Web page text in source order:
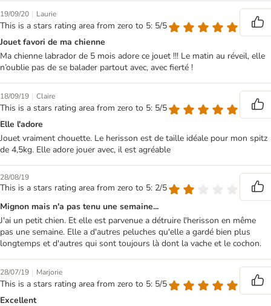
19/09/20 | Laurie
This is a stars rating area from zero to 5: 5/5
Jouet favori de ma chienne
Ma chienne labrador de 5 mois adore ce jouet !!! Le matin au réveil, elle
n’oublie pas de se balader partout avec, avec fierté !
18/09/19 | Claire
This is a stars rating area from zero to 5: 5/5
Elle l'adore
Jouet vraiment chouette. Le herisson est de taille idéale pour mon spitz
de 4,5kg. Elle adore jouer avec, il est agréable
28/08/19
This is a stars rating area from zero to 5: 2/5
Mignon mais n'a pas tenu une semaine...
J'ai un petit chien. Et elle est parvenue a détruire l'herisson en même
pas une semaine. Elle a d'autres peluches qu'elle a gardé bien plus
longtemps et d'autres qui sont toujours là dont la vache et le cochon.
28/07/19 | Marjorie
This is a stars rating area from zero to 5: 5/5
Excellent